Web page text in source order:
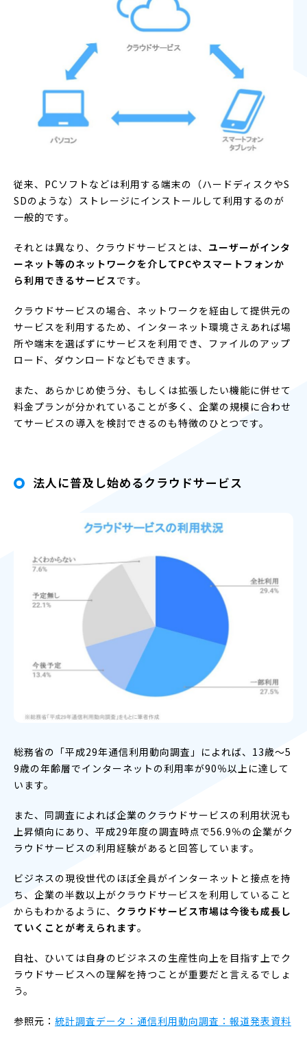
従来、PCソフトなどは利用する端末の（ハードディスクやS
SDのような）ストレージにインストールして利用するのが
一般的です。
それとは異なり、クラウドサービスとは、 ユーザーがインタ
ーネット等のネットワークを介してPCやスマートフォンか
ら利用できるサービス です。
クラウドサービスの場合、ネットワークを経由して提供元の
サービスを利用するため、インターネット環境さえあれば場
所や端末を選ばずにサービスを利用でき、ファイルのアップ
ロード、ダウンロードなどもできます。
また、あらかじめ使う分、もしくは拡張したい機能に併せて
料金プランが分かれていることが多く、企業の規模に合わせ
てサービスの導入を検討できるのも特徴のひとつです。
法人に普及し始めるクラウドサービス
総務省の「平成29年通信利用動向調査」によれば、13歳～5
9歳の年齢層でインターネットの利用率が90％以上に達して
います。
また、同調査によれば企業のクラウドサービスの利用状況も
上昇傾向にあり、平成29年度の調査時点で56.9％の企業がク
ラウドサービスの利用経験があると回答しています。
ビジネスの現役世代のほぼ全員がインターネットと接点を持
ち、企業の半数以上がクラウドサービスを利用していること
からもわかるように、 クラウドサービス市場は今後も成長し
ていくことが考えられます。
自社、ひいては自身のビジネスの生産性向上を目指す上でク
ラウドサービスへの理解を持つことが重要だと言えるでしょ
う。
参照元： 統計調査データ：通信利用動向調査：報道発表資料